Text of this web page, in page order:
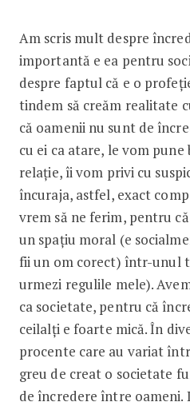
Am scris mult despre
importantă e ea pentru
despre faptul că e o
tindem să creăm realitate
că oamenii nu sunt de
cu ei ca atare, le vom
relație, îi vom privi cu
încuraja, astfel, exact
vrem să ne ferim, pentru
un spațiu moral (e
fii un om corect) într-unul
urmezi regulile mele).
ca societate, pentru că
ceilalți e foarte mică. În
procente care au variat
greu de creat o societate
de încredere între oameni.